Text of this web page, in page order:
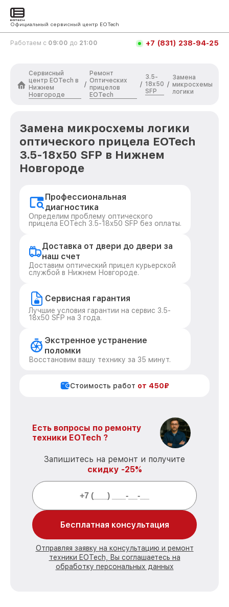
Официальный сервисный центр EOTech
Работаем с 09:00 до 21:00 +7 (831) 238-94-25
Сервисный
центр EOTech в
Нижнем
Новгороде
/
Ремонт
Оптических
прицелов
EOTech
/
3.5-
18x50
SFP
/
Замена
микросхемы
логики
Замена микросхемы логики
оптического прицела EOTech
3.5-18x50 SFP в Нижнем
Новгороде
Профессиональная
диагностика
Определим проблему оптического
прицела EOTech 3.5-18x50 SFP без оплаты.
Доставка от двери до двери за
наш счет
Доставим оптический прицел курьерской
службой в Нижнем Новгороде.
Сервисная гарантия
Лучшие условия гарантии на сервис 3.5-
18x50 SFP на 3 года.
Экстренное устранение
поломки
Восстановим вашу технику за 35 минут.
Стоимость работ от 450₽
Есть вопросы по ремонту
техники EOTech ?
Запишитесь на ремонт и получите
скидку -25%
Бесплатная консультация
Отправляя заявку на консультацию и ремонт
техники EOTech, Вы соглашаетесь на
обработку персональных данных